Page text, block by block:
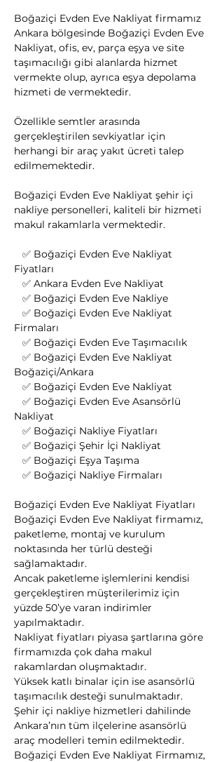
Boğaziçi Evden Eve Nakliyat firmamız
Ankara bölgesinde Boğaziçi Evden Eve
Nakliyat, ofis, ev, parça eşya ve site
taşımacılığı gibi alanlarda hizmet
vermekte olup, ayrıca eşya depolama
hizmeti de vermektedir.
Özellikle semtler arasında
gerçekleştirilen sevkiyatlar için
herhangi bir araç yakıt ücreti talep
edilmemektedir.
Boğaziçi Evden Eve Nakliyat şehir içi
nakliye personelleri, kaliteli bir hizmeti
makul rakamlarla vermektedir.
Fiyatları
   ✅ Ankara Evden Eve Nakliyat
   ✅ Boğaziçi Evden Eve Nakliye
Firmaları
   ✅ Boğaziçi Evden Eve Taşımacılık
Boğaziçi/Ankara
   ✅ Boğaziçi Evden Eve Nakliyat
Nakliyat
   ✅ Boğaziçi Nakliye Fiyatları
   ✅ Boğaziçi Şehir İçi Nakliyat
   ✅ Boğaziçi Eşya Taşıma
   ✅ Boğaziçi Nakliye Firmaları
Boğaziçi Evden Eve Nakliyat Fiyatları
Boğaziçi Evden Eve Nakliyat firmamız,
paketleme, montaj ve kurulum
noktasında her türlü desteği
sağlamaktadır.
Ancak paketleme işlemlerini kendisi
gerçekleştiren müşterilerimiz için
yüzde 50’ye varan indirimler
yapılmaktadır.
Nakliyat fiyatları piyasa şartlarına göre
firmamızda çok daha makul
rakamlardan oluşmaktadır.
Yüksek katlı binalar için ise asansörlü
taşımacılık desteği sunulmaktadır.
Şehir içi nakliye hizmetleri dahilinde
Ankara’nın tüm ilçelerine asansörlü
araç modelleri temin edilmektedir.
Boğaziçi Evden Eve Nakliyat Firmamız,